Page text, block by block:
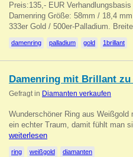
Preis:135,- EUR
Damenring Größe: 58mm / 18,4
333er Gold / 500er-Palladium.
damenring palladium gold 1brillant
Damenring mit Brillant zu
Gefragt in Diamanten verkaufen
Wunderschöner Ring aus
ein echter Traum, damit fühlt man
weiterlesen
ring weißgold diamanten